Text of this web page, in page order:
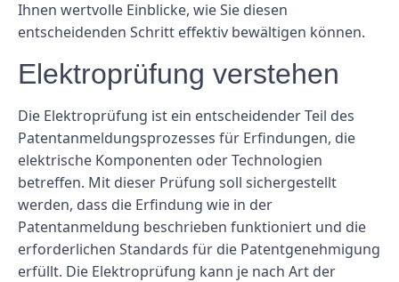
Ihnen wertvolle Einblicke, wie Sie diesen
entscheidenden Schritt effektiv bewältigen können.
Elektroprüfung verstehen
Die Elektroprüfung ist ein entscheidender Teil des
Patentanmeldungsprozesses für Erfindungen, die
elektrische Komponenten oder Technologien
betreffen. Mit dieser Prüfung soll sichergestellt
werden, dass die Erfindung wie in der
Patentanmeldung beschrieben funktioniert und die
erforderlichen Standards für die Patentgenehmigung
erfüllt. Die Elektroprüfung kann je nach Art der